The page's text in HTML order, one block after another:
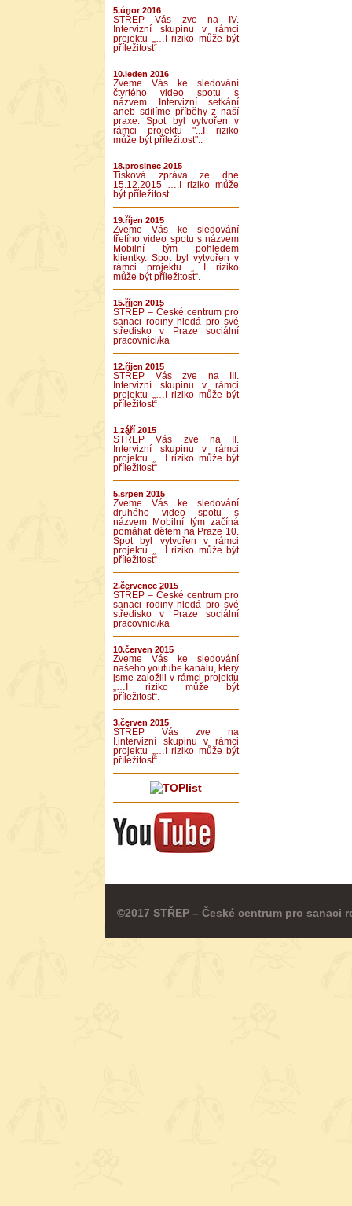
5.únor 2016
STŘEP Vás zve na IV.
Intervizní skupinu v rámci
projektu „…I riziko může být
příležitost“
10.leden 2016
Zveme Vás ke sledování
čtvrtého video spotu s
názvem Intervizní setkání
aneb sdílíme příběhy z naší
praxe. Spot byl vytvořen v
rámci projektu "...I riziko
může být příležitost"..
18.prosinec 2015
Tisková zpráva ze dne
15.12.2015 ….I riziko může
být příležitost .
19.říjen 2015
Zveme Vás ke sledování
třetího video spotu s názvem
Mobilní tým pohledem
klientky. Spot byl vytvořen v
rámci projektu „…I riziko
může být příležitost“.
15.říjen 2015
STŘEP – České centrum pro
sanaci rodiny hledá pro své
středisko v Praze sociální
pracovnici/ka
12.říjen 2015
STŘEP Vás zve na III.
Intervizní skupinu v rámci
projektu „…I riziko může být
příležitost“
1.září 2015
STŘEP Vás zve na II.
Intervizní skupinu v rámci
projektu „…I riziko může být
příležitost“
5.srpen 2015
Zveme Vás ke sledování
druhého video spotu s
názvem Mobilní tým začíná
pomáhat dětem na Praze 10.
Spot byl vytvořen v rámci
projektu „…I riziko může být
příležitost“
2.červenec 2015
STŘEP – České centrum pro
sanaci rodiny hledá pro své
středisko v Praze sociální
pracovnici/ka
10.červen 2015
Zveme Vás ke sledování
našeho youtube kanálu, který
jsme založili v rámci projektu
„…I riziko může být
příležitost“.
3.červen 2015
STŘEP Vás zve na
I.intervizní skupinu v rámci
projektu „…I riziko může být
příležitost“
©2017 STŘEP – České centrum pro sanaci